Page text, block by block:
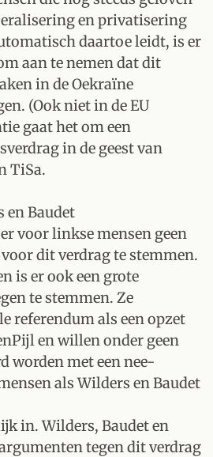
en privatisering
daartoe leidt, is er
aan te nemen dat dit
in de Oekraïne
(Ook niet in de EU
gaat het om een
in de geest van
TiSa.
en Baudet
voor linkse mensen geen
dit verdrag te stemmen.
is er ook een grote
te stemmen. Ze
referendum als een opzet
en willen onder geen
worden met een nee-
als Wilders en Baudet
in. Wilders, Baudet en
tegen dit verdrag